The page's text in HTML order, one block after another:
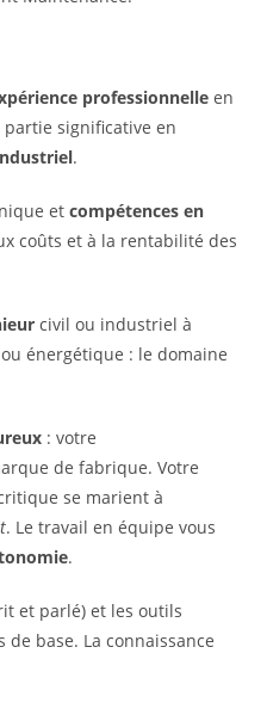
professionnelle en
significative en
.
etcompétences en
coûts et à la rentabilité des
civil ou industriel à
énergétique : le domaine
: votre
de fabrique. Votre
se marient à
. Le travail en équipe vous
.
et parlé) et les outils
base. La connaissance